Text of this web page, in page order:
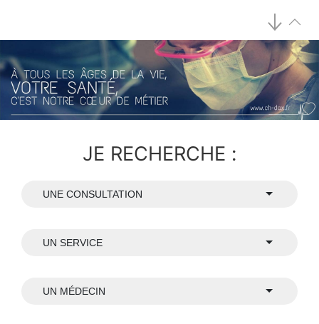
JE RECHERCHE :
UNE CONSULTATION
UN SERVICE
UN MÉDECIN